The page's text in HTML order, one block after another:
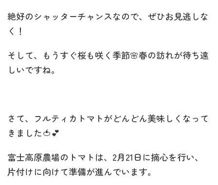
絶好のシャッターチャンスなので、ぜひお見逃しな
く！
そして、もうすぐ桜も咲く季節🌸春の訪れが待ち遠
しいですね。
さて、フルティカトマトがどんどん美味しくなって
きました🍅💕
富士高原農場のトマトは、2月21日に摘心を行い、
片付けに向けて準備が進んでいます。